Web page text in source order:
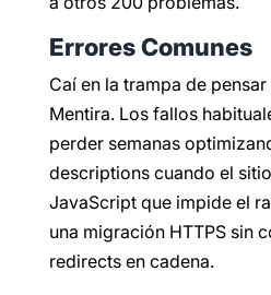
Errores Comunes
Caí en la trampa de
Mentira. Los fallos
perder semanas
descriptions cuando el
JavaScript que impide el
una migración HTTPS sin
redirects en cadena.